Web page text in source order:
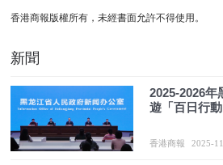
香港商報版權所有，未經書面允許不得使用。
新聞
2025-2026年
遊「百日行
香港商報 2025-